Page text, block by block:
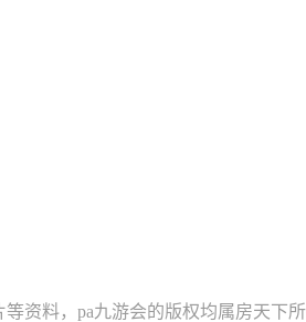
资料，pa九游会的版权均属房天